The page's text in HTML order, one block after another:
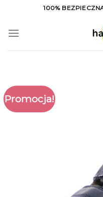
content
100%
Promocja!